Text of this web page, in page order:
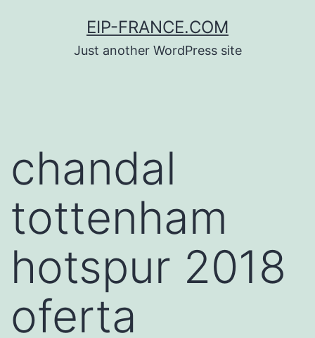
EIP-FRANCE.COM
Just another WordPress site
chandal
tottenham
hotspur 2018
oferta